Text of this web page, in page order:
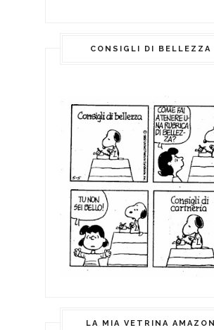
CONSIGLI DI BELLEZZA
LA MIA VETRINA AMAZON